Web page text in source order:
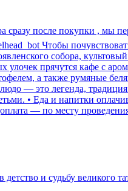
после покупки , мы
Чтобы
собора,
прячутся кафе с
а также румяные
— это легенда,
• Еда и напитки
— по месту
и судьбу великого